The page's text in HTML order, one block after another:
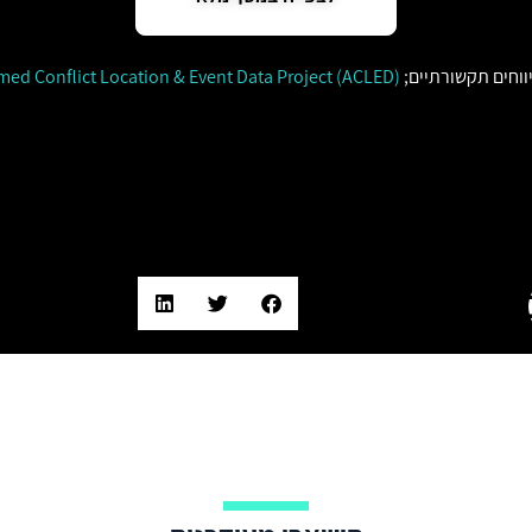
תקשורתיים; Conflict Location & Event Data Project (ACLED)